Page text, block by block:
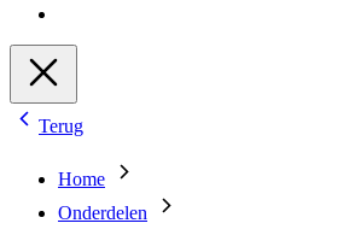
Terug
Home
Onderdelen